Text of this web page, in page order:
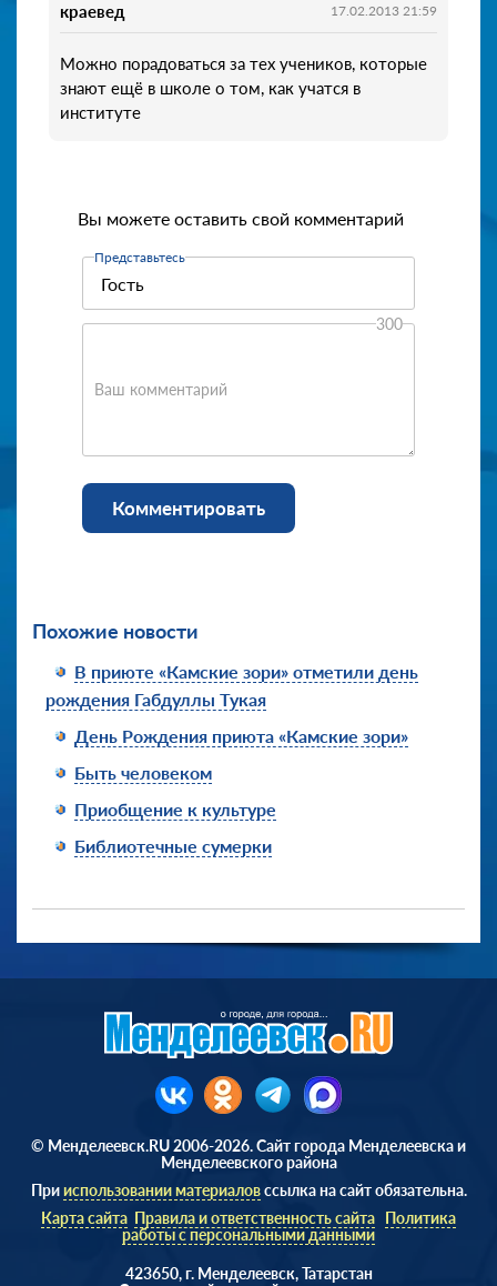
краевед 17.02.2013 21:59
Можно порадоваться за тех учеников, которые
знают ещё в школе о том, как учатся в
институте
Вы можете оставить свой комментарий
Представьтесь
Ваш комментарий
300
Комментировать
Похожие новости
В приюте «Камские зори» отметили день
рождения Габдуллы Тукая
День Рождения приюта «Камские зори»
Быть человеком
Приобщение к культуре
Библиотечные сумерки
© Менделеевск.RU 2006-2026. Сайт города Менделеевска и
Менделеевского района
Прииспользовании материаловссылка на сайт обязательна.
Карта сайта Правила и ответственность сайта Политика
работы с персональными данными
423650, г. Менделеевск, Татарстан